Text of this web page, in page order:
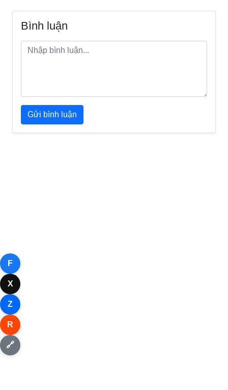
F
X
Z
R
🔗
Bình luận
Gửi bình luận